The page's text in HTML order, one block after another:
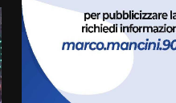
“I
Banda”